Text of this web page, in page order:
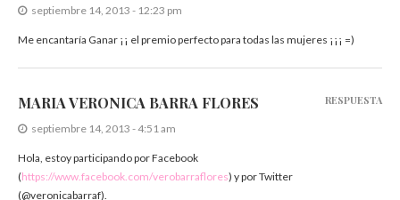
septiembre 14, 2013 - 12:23 pm
Me encantaría Ganar ¡¡ el premio perfecto para todas las mujeres ¡¡¡ =)
MARIA VERONICA BARRA FLORES
septiembre 14, 2013 - 4:51 am
Hola, estoy participando por Facebook
(https://www.facebook.com/verobarraflores) y por Twitter
(@veronicabarraf).
RESPUESTA